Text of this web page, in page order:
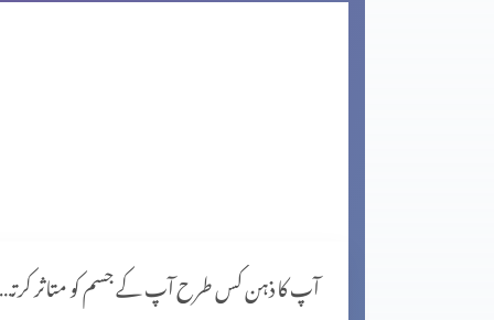
مصروف دنیا میں پھلدار زندگی گزارنا (1-1) آپ کا ذہن کس طرح آپ کے جسم کو متاثر کرتا ہے (پارٹ 2)